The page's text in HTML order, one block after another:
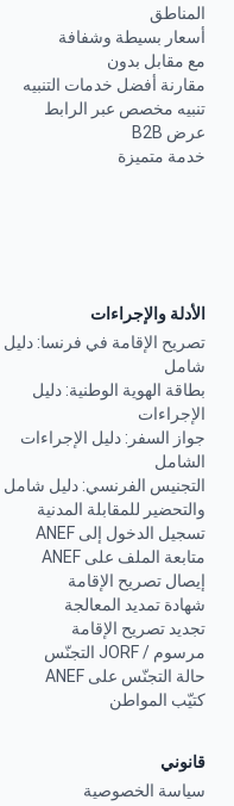
المناطق
أسعار بسيطة وشفافة
مع مقابل بدون
مقارنة أفضل خدمات التنبيه
تنبيه مخصص عبر الرابط
عرض B2B
خدمة متميزة
الأدلة والإجراءات
تصريح الإقامة في فرنسا: دليل
شامل
بطاقة الهوية الوطنية: دليل
الإجراءات
جواز السفر: دليل الإجراءات
الشامل
التجنيس الفرنسي: دليل شامل
والتحضير للمقابلة المدنية
تسجيل الدخول إلى ANEF
متابعة الملف على ANEF
إيصال تصريح الإقامة
شهادة تمديد المعالجة
تجديد تصريح الإقامة
مرسوم / JORF التجنّس
حالة التجنّس على ANEF
كتيّب المواطن
قانوني
سياسة الخصوصية